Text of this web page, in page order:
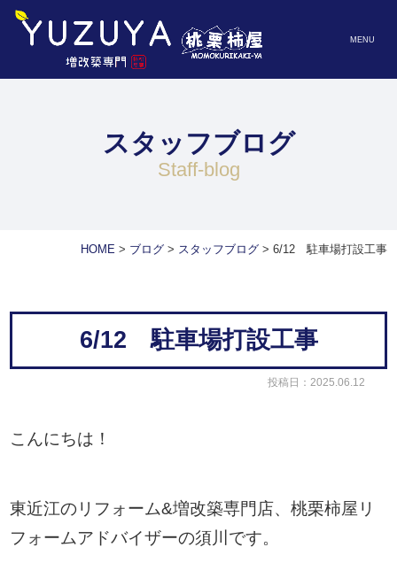
MENU
スタッフブログ
staff-blog
HOME> ブログ> スタッフブログ> 6/12 駐車場打設工事
6/12 駐車場打設工事
投稿日：2025.06.12
こんにちは！
東近江のリフォーム&増改築専門店、桃栗柿屋リ
フォームアドバイザーの須川です。